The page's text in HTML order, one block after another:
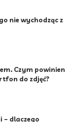
nie wychodząc z
Czym powinien
do zdjęć?
– dlaczego